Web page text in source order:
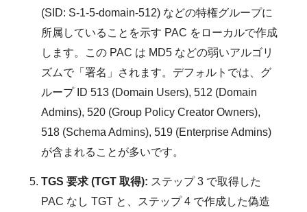
(SID: S-1-5-domain-512) などの特権グループに
所属していることを示す PAC をローカルで作成
します。この PAC は MD5 などの弱いアルゴリ
ズムで「署名」されます。デフォルトでは、グ
ループ ID 513 (Domain Users), 512 (Domain
Admins), 520 (Group Policy Creator Owners),
518 (Schema Admins), 519 (Enterprise Admins)
が含まれることが多いです。
TGS 要求 (TGT 取得): ステップ 3 で取得した
PAC なし TGT と、ステップ 4 で作成した偽造